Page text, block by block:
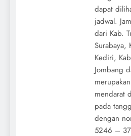
dapat
jadwal.
dari Kab.
Surabaya,
Kediri,
Jombang
mendarat
pada
dengan
5246 –